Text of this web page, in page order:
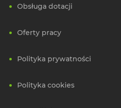
Obsługa dotacji
Oferty pracy
Polityka prywatności
Polityka cookies